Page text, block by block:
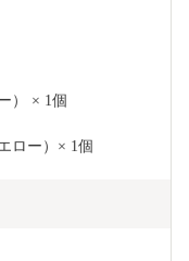
） × 1個
ロー）× 1個